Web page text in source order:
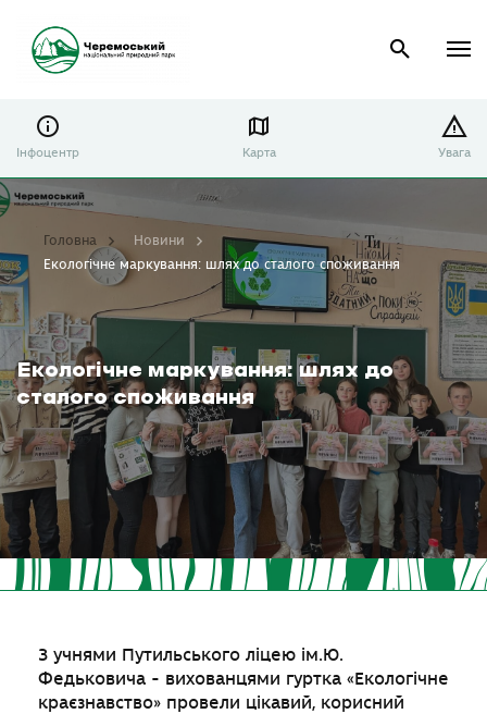
Інфоцентр Карта Увага
Екологічне маркування: шлях до
сталого споживання
Головна
Новини
Екологічне маркування: шлях до сталого споживання
З учнями Путильського ліцею ім.Ю.
Федьковича - вихованцями гуртка «Екологічне
краєзнавство» провели цікавий, корисний